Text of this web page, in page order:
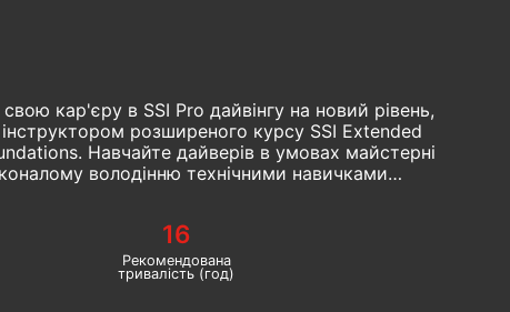
свою кар'єру в SSI Pro дайвінгу на новий рівень,
розширеного курсу SSI Extended
Навчайте дайверів в умовах майстерні
володінню технічними навичками
16
Рекомендована
тривалість (год)